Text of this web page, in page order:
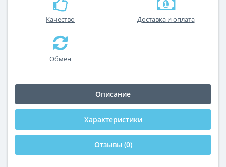
Качество Доставка и оплата
Обмен
Описание
Характеристики
Отзывы (0)